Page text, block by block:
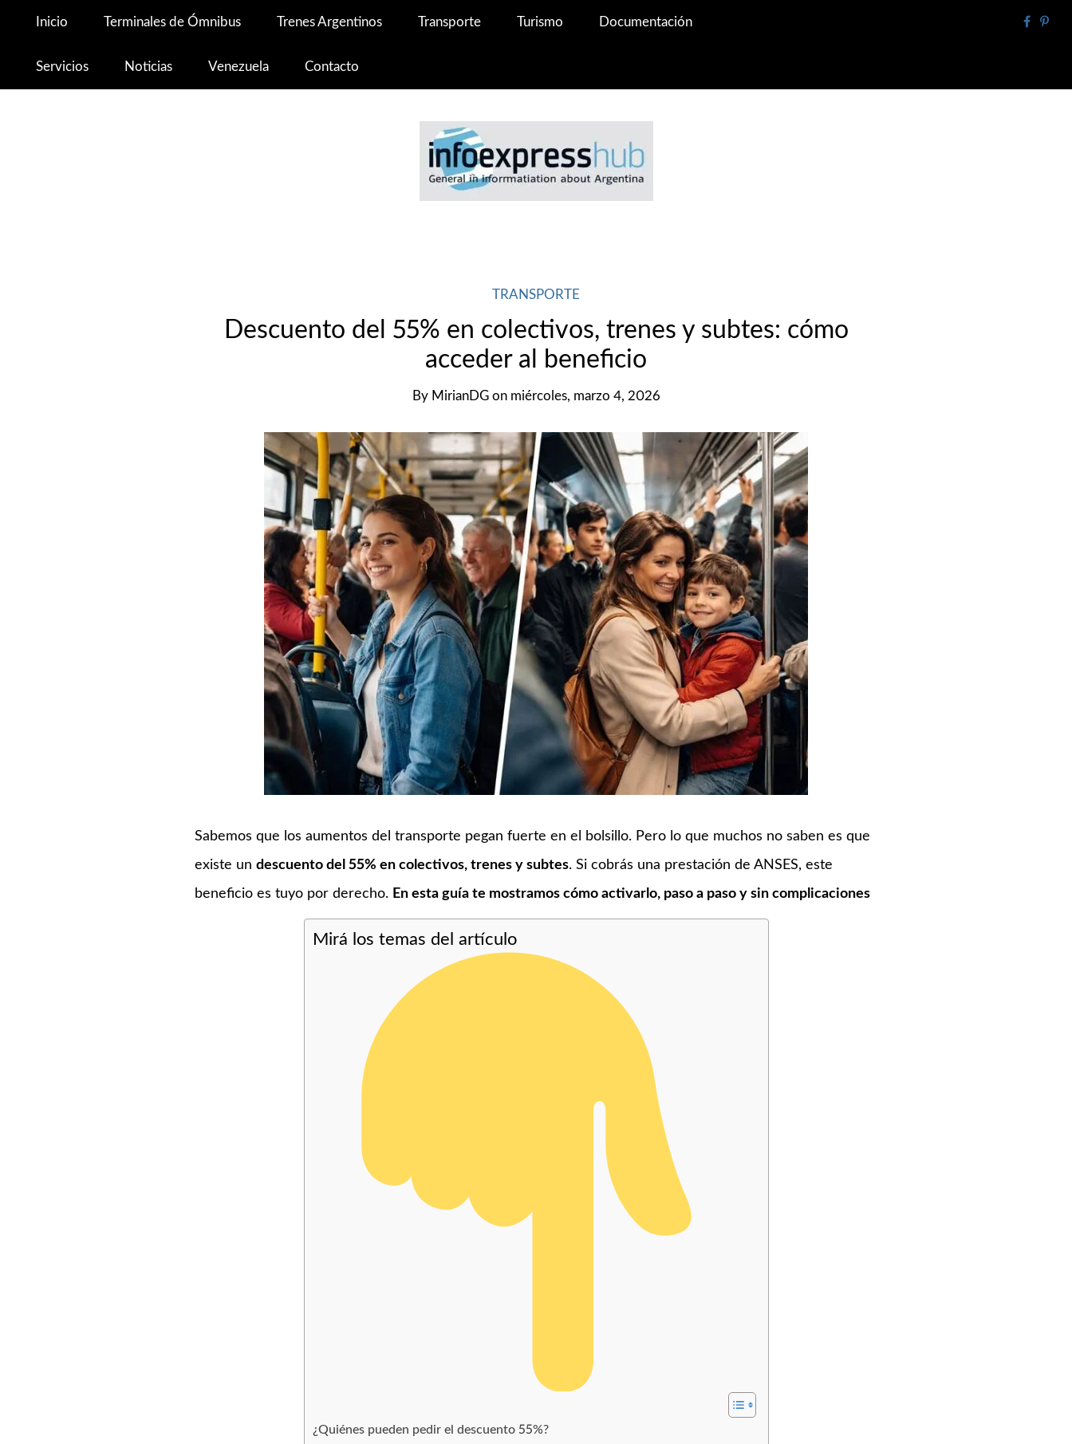
Inicio Terminales de Ómnibus Trenes Argentinos Transporte Turismo Documentación
Servicios Noticias Venezuela Contacto
TRANSPORTE
Descuento del 55% en colectivos, trenes y subtes: cómo
acceder al beneficio
By MirianDG on miércoles, marzo 4, 2026
Sabemos que los aumentos del transporte pegan fuerte en el bolsillo. Pero lo que muchos no saben es que
existe undescuento del 55% en colectivos, trenes y subtes. Si cobrás una prestación de ANSES, este
beneficio es tuyo por derecho. En esta guía te mostramos cómo activarlo, paso a paso y sin complicaciones
Mirá los temas del artículo
¿Quiénes pueden pedir el descuento 55%?